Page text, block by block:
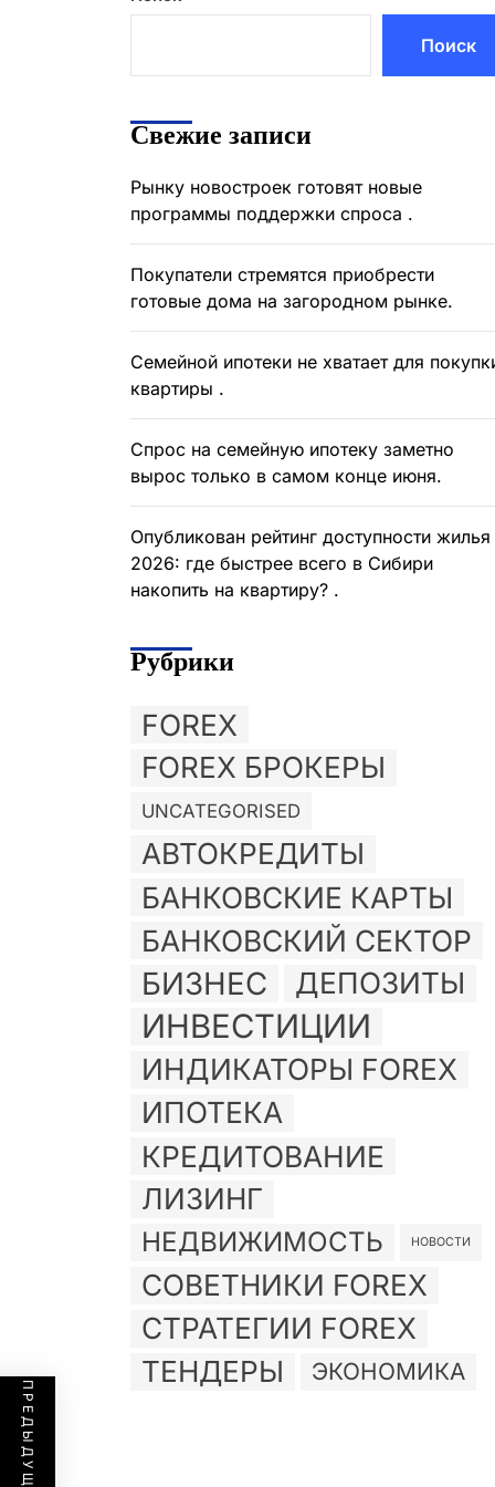
Поиск
Свежие записи
Рынку новостроек готовят новые
программы поддержки спроса .
Покупатели стремятся приобрести
готовые дома на загородном рынке.
Семейной ипотеки не хватает для
квартиры .
Спрос на семейную ипотеку заметно
вырос только в самом конце июня.
Опубликован рейтинг доступности жилья
2026: где быстрее всего в Сибири
накопить на квартиру? .
Рубрики
FOREX
FOREX БРОКЕРЫ
UNCATEGORISED
АВТОКРЕДИТЫ
БАНКОВСКИЕ КАРТЫ
БАНКОВСКИЙ СЕКТОР
БИЗНЕС ДЕПОЗИТЫ
ИНВЕСТИЦИИ
ИНДИКАТОРЫ FOREX
ИПОТЕКА
КРЕДИТОВАНИЕ
ЛИЗИНГ
НЕДВИЖИМОСТЬ НОВОСТИ
СОВЕТНИКИ FOREX
СТРАТЕГИИ FOREX
ТЕНДЕРЫ
ЭКОНОМИКА